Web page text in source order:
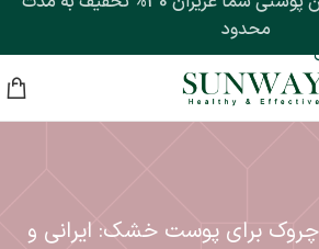
محدود
برای پوست خشک: ایرانی و